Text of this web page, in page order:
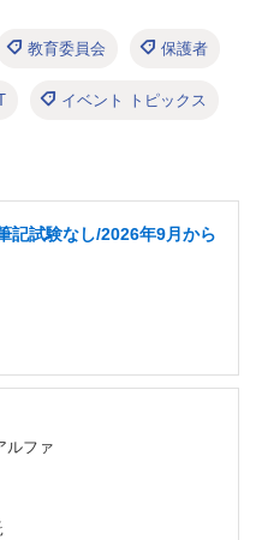
教育委員会 保護者
イベント トピックス
記試験なし/2026年9月から
ルファ